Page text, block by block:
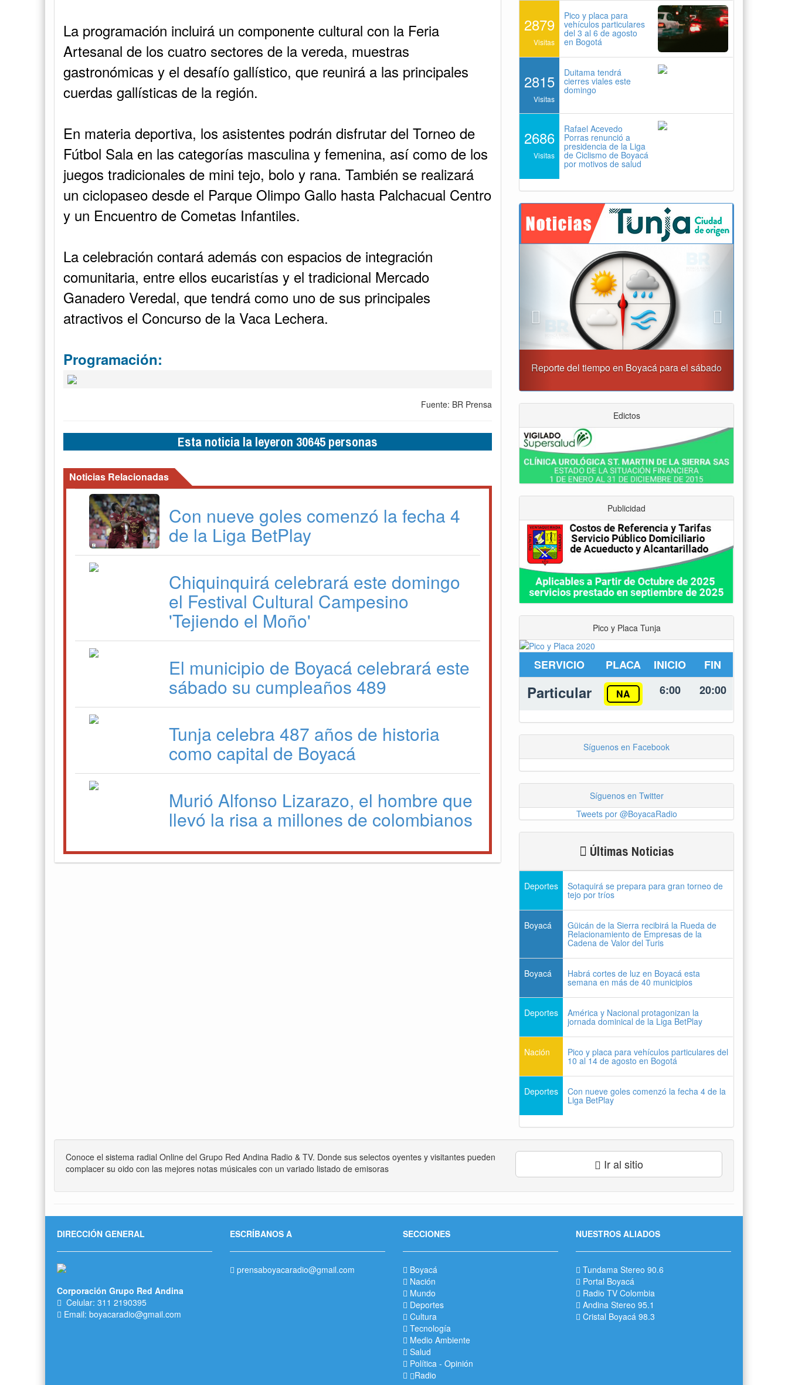
La programación incluirá un componente cultural con la Feria
Artesanal de los cuatro sectores de la vereda, muestras
gastronómicas y el desafío gallístico, que reunirá a las principales
cuerdas gallísticas de la región.
En materia deportiva, los asistentes podrán disfrutar del Torneo de
Fútbol Sala en las categorías masculina y femenina, así como de los
juegos tradicionales de mini tejo, bolo y rana. También se realizará
un ciclopaseo desde el Parque Olimpo Gallo hasta Palchacual Centro
y un Encuentro de Cometas Infantiles.
La celebración contará además con espacios de integración
comunitaria, entre ellos eucaristías y el tradicional Mercado
Ganadero Veredal, que tendrá como uno de sus principales
atractivos el Concurso de la Vaca Lechera.
Programación:
Fuente: BR Prensa
Esta noticia la leyeron 30645 personas
Noticias Relacionadas
Con nueve goles comenzó la fecha 4
de la Liga BetPlay
Chiquinquirá celebrará este domingo
el Festival Cultural Campesino
'Tejiendo el Moño'
El municipio de Boyacá celebrará este
sábado su cumpleaños 489
Tunja celebra 487 años de historia
como capital de Boyacá
Murió Alfonso Lizarazo, el hombre que
llevó la risa a millones de colombianos
2879
Visitas
Pico y placa para
vehículos particulares
del 3 al 6 de agosto
en Bogotá
2815
Visitas
Duitama tendrá
cierres viales este
domingo
2686
Visitas
Rafael Acevedo
Porras renunció a
presidencia de la Liga
de Ciclismo de Boyacá
por motivos de salud
Alcaldía de Tunja y Gobernación de Boyacá
Moniquirá
Edictos
Publicidad
Pico y Placa Tunja
SERVICIO PLACA INICIO FIN
Particular NA 6:00 20:00
Síguenos en Facebook
Síguenos en Twitter
Tweets por @BoyacaRadio
Últimas Noticias
Deportes Sotaquirá se prepara para gran torneo de
tejo por tríos
Boyacá Güicán de la Sierra recibirá la Rueda de
Relacionamiento de Empresas de la
Cadena de Valor del Turis
Boyacá Habrá cortes de luz en Boyacá esta
semana en más de 40 municipios
Deportes América y Nacional protagonizan la
jornada dominical de la Liga BetPlay
Nación Pico y placa para vehículos particulares del
10 al 14 de agosto en Bogotá
Deportes Con nueve goles comenzó la fecha 4 de la
Liga BetPlay
Conoce el sistema radial Online del Grupo Red Andina Radio & TV. Donde sus selectos oyentes y visitantes pueden
complacer su oido con las mejores notas músicales con un variado listado de emisoras
Ir al sitio
DIRECCIÓN GENERAL
Corporación Grupo Red Andina
Celular: 311 2190395
Email: boyacaradio@gmail.com
ESCRÍBANOS A
prensaboyacaradio@gmail.com
SECCIONES
Boyacá
Nación
Mundo
Deportes
Cultura
Tecnología
Medio Ambiente
Salud
Política - Opinión
Radio
NUESTROS ALIADOS
Tundama Stereo 90.6
Portal Boyacá
Radio TV Colombia
Andina Stereo 95.1
Cristal Boyacá 98.3